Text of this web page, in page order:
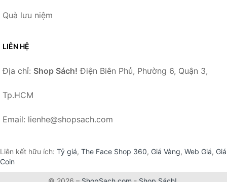
Quà lưu niệm
LIÊN HỆ
Địa chỉ: Shop Sách! Điện Biên Phủ, Phường 6, Quận 3,
Tp.HCM
Email: lienhe@shopsach.com
Liên kết hữu ích: Tỷ giá, The Face Shop 360, Giá Vàng, Web Giá, Giá
Coin